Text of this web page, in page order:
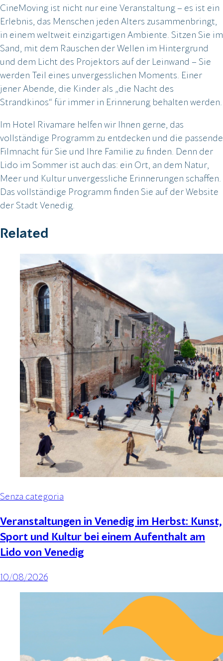
CineMoving ist nicht nur eine Veranstaltung – es ist ein
Erlebnis, das Menschen jeden Alters zusammenbringt,
in einem weltweit einzigartigen Ambiente. Sitzen Sie im
Sand, mit dem Rauschen der Wellen im Hintergrund
und dem Licht des Projektors auf der Leinwand – Sie
werden Teil eines unvergesslichen Moments. Einer
jener Abende, die Kinder als „die Nacht des
Strandkinos“ für immer in Erinnerung behalten werden.
Im Hotel Rivamare helfen wir Ihnen gerne, das
vollständige Programm zu entdecken und die passende
Filmnacht für Sie und Ihre Familie zu finden. Denn der
Lido im Sommer ist auch das: ein Ort, an dem Natur,
Meer und Kultur unvergessliche Erinnerungen schaffen.
Das vollständige Programm finden Sie auf der Website
der Stadt Venedig.
Related
Senza categoria
Veranstaltungen in Venedig im Herbst: Kunst,
Sport und Kultur bei einem Aufenthalt am
Lido von Venedig
10/08/2026